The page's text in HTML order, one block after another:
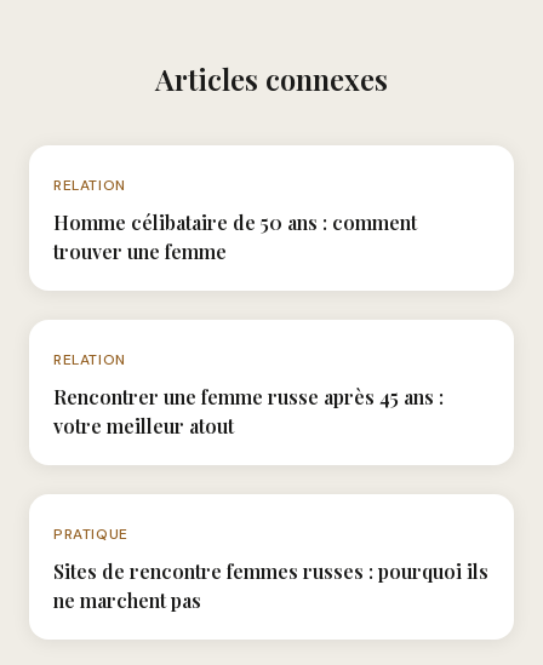
Articles connexes
RELATION
Homme célibataire de 50 ans : comment
trouver une femme
RELATION
Rencontrer une femme russe après 45 ans :
votre meilleur atout
PRATIQUE
Sites de rencontre femmes russes : pourquoi ils
ne marchent pas